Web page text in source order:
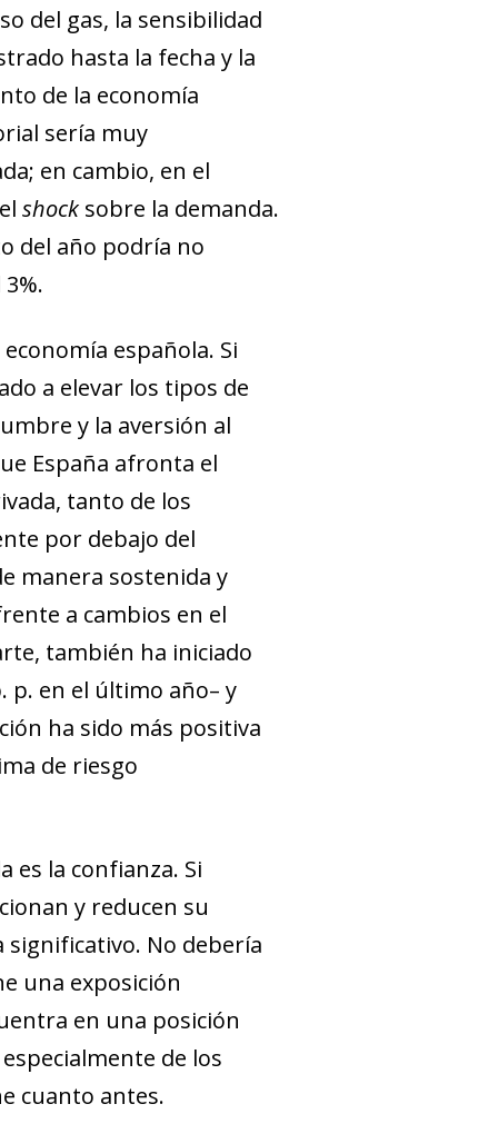
del gas, la sensibilidad
hasta la fecha y la
de la economía
sería muy
en cambio, en el
shock sobre la demanda.
del año podría no
española. Si
a elevar los tipos de
y la aversión al
España afronta el
tanto de los
por debajo del
manera sostenida y
a cambios en el
también ha iniciado
p. en el último año– y
ha sido más positiva
de riesgo
es la confianza. Si
y reducen su
significativo. No debería
una exposición
en una posición
de los
cuanto antes.